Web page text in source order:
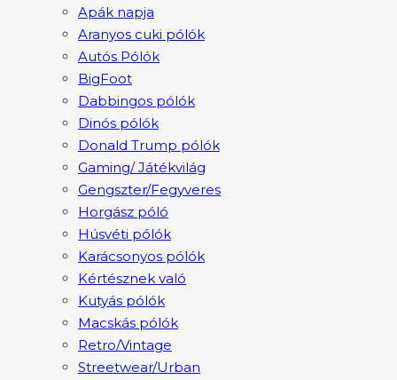
Apák napja
Aranyos cuki pólók
Autós Pólók
BigFoot
Dabbingos pólók
Dinós pólók
Donald Trump pólók
Gaming/ Játékvilág
Gengszter/Fegyveres
Horgász póló
Húsvéti pólók
Karácsonyos pólók
Kértésznek való
Kutyás pólók
Macskás pólók
Retro/Vintage
Streetwear/Urban